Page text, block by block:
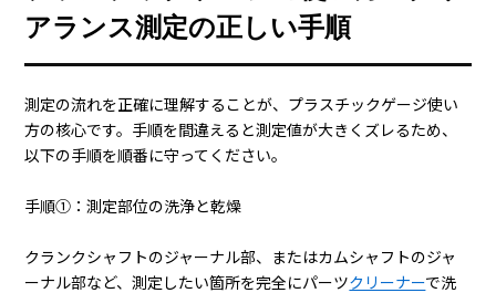
アランス測定の正しい手順
測定の流れを正確に理解することが、プラスチックゲージ使い
方の核心です。手順を間違えると測定値が大きくズレるため、
以下の手順を順番に守ってください。
手順①：測定部位の洗浄と乾燥
クランクシャフトのジャーナル部、またはカムシャフトのジャ
ーナル部など、測定したい箇所を完全にパーツクリーナーで洗